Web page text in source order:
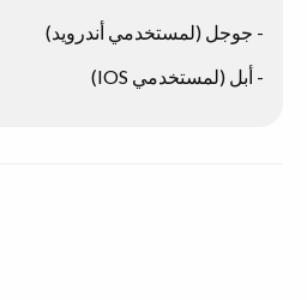
- جوجل (لمستخدمي أندرويد)
- أبل (لمستخدمي IOS)